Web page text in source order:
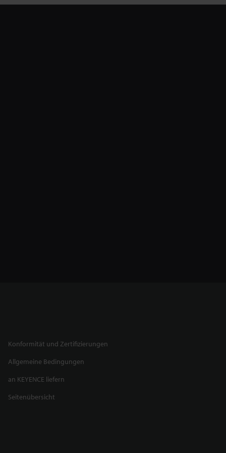
Konformität und Zertifizierungen
Allgemeine Bedingungen
an KEYENCE liefern
Seitenübersicht